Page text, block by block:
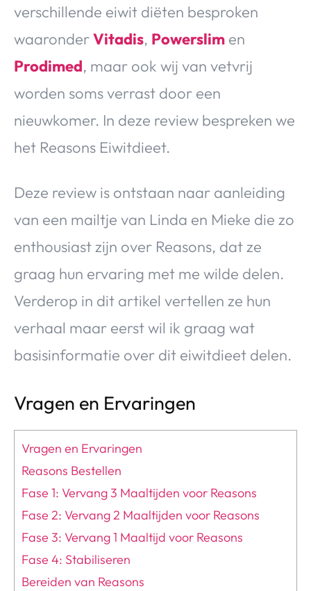
verschillende eiwit diëten besproken
waaronderVitadis, Powerslim en
Prodimed, maar ook wij van vetvrij
worden soms verrast door een
nieuwkomer. In deze review bespreken we
het Reasons Eiwitdieet.
Deze review is ontstaan naar aanleiding
van een mailtje van Linda en Mieke die zo
enthousiast zijn over Reasons, dat ze
graag hun ervaring met me wilde delen.
Verderop in dit artikel vertellen ze hun
verhaal maar eerst wil ik graag wat
basisinformatie over dit eiwitdieet delen.
Vragen en Ervaringen
Vragen en Ervaringen
Reasons Bestellen
Fase 1: Vervang 3 Maaltijden voor Reasons
Fase 2: Vervang 2 Maaltijden voor Reasons
Fase 3: Vervang 1 Maaltijd voor Reasons
Fase 4: Stabiliseren
Bereiden van Reasons